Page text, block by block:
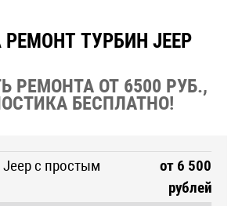
ТУРБИН JEEP
РЕМОНТА ОТ 6500 РУБ.,
БЕСПЛАТНО!
с простым
от 6 500
рублей